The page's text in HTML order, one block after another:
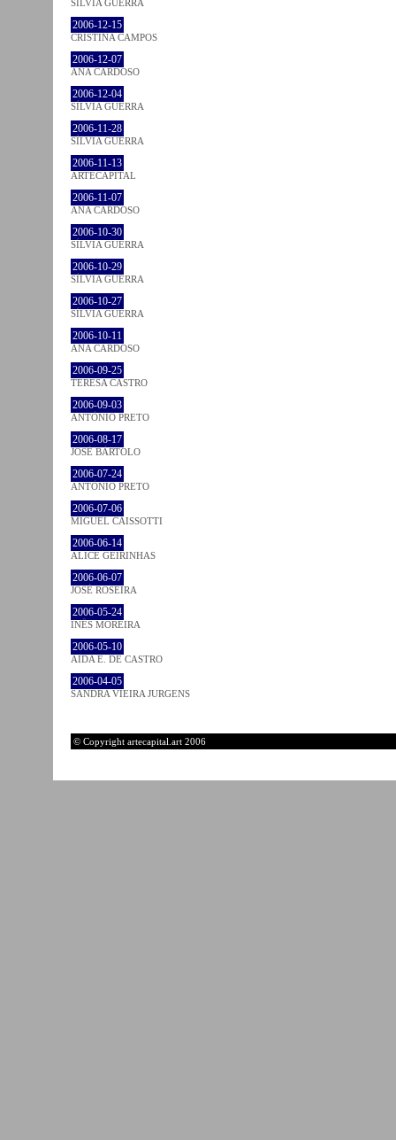
SÍLVIA GUERRA
2006-12-15
CRISTINA CAMPOS
2006-12-07
ANA CARDOSO
2006-12-04
SÍLVIA GUERRA
2006-11-28
SÍLVIA GUERRA
2006-11-13
ARTECAPITAL
2006-11-07
ANA CARDOSO
2006-10-30
SÍLVIA GUERRA
2006-10-29
SÍLVIA GUERRA
2006-10-27
SÍLVIA GUERRA
2006-10-11
ANA CARDOSO
2006-09-25
TERESA CASTRO
2006-09-03
ANTÓNIO PRETO
2006-08-17
JOSÉ BÁRTOLO
2006-07-24
ANTÓNIO PRETO
2006-07-06
MIGUEL CAISSOTTI
2006-06-14
ALICE GEIRINHAS
2006-06-07
JOSÉ ROSEIRA
2006-05-24
INÊS MOREIRA
2006-05-10
AIDA E. DE CASTRO
2006-04-05
SANDRA VIEIRA JURGENS
© Copyright artecapital.art 2006